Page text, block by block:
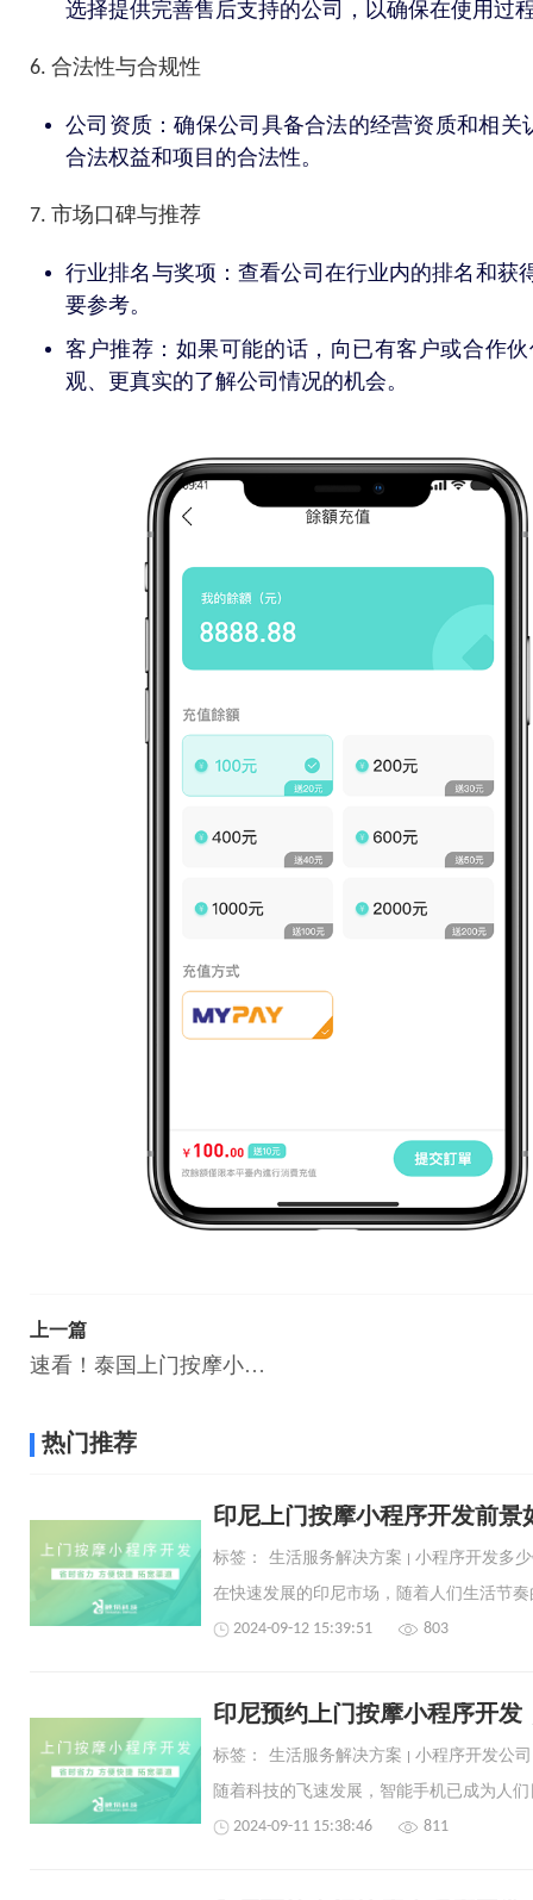
选择提供完善售后支持的公司，以确保在使用过
6. 合法性与合规性
公司资质：确保公司具备合法的经营资质和相
合法权益和项目的合法性。
7. 市场口碑与推荐
行业排名与奖项：查看公司在行业内的排名和
要参考。
客户推荐：如果可能的话，向已有客户或合作
观、更真实的了解公司情况的机会。
上一篇
速看！泰国上门按摩小程序开发中常见的问题与解决策略
热门推荐
印尼上门按摩小程序开发前景
标签： 生活服务解决方案 小程序开发多
2024-09-12 15:39:51 803
印尼预约上门按摩小程序开发
标签： 生活服务解决方案 小程序开发公司
2024-09-11 15:38:46 811